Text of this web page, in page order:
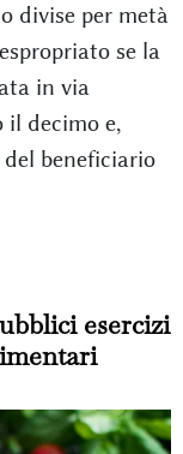
divise per metà
se la
in via
il decimo e,
beneficiario
esercizi